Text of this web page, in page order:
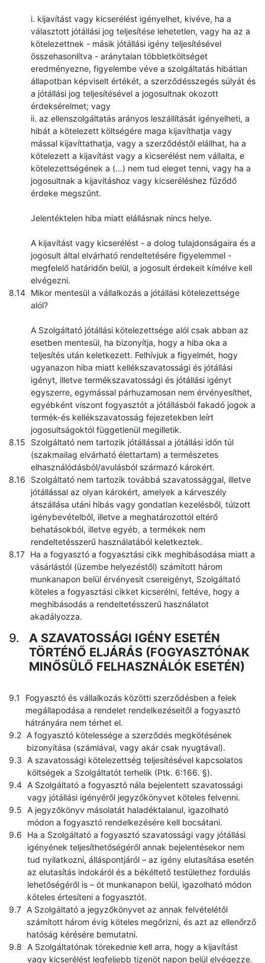
i. kijavítást vagy kicserélést igényelhet, kivéve, ha a
választott jótállási jog teljesítése lehetetlen, vagy ha az a
kötelezettnek - másik jótállási igény teljesítésével
összehasonlítva - aránytalan többletköltséget
eredményezne, figyelembe véve a szolgáltatás hibátlan
állapotban képviselt értékét, a szerződésszegés súlyát és
a jótállási jog teljesítésével a jogosultnak okozott
érdeksérelmet; vagy
ii. az ellenszolgáltatás arányos leszállítását igényelheti, a
hibát a kötelezett költségére maga kijavíthatja vagy
mással kijavíttathatja, vagy a szerződéstől elállhat, ha a
kötelezett a kijavítást vagy a kicserélést nem vállalta, e
kötelezettségének a (...) nem tud eleget tenni, vagy ha a
jogosultnak a kijavításhoz vagy kicseréléshez fűződő
érdeke megszűnt.
Jelentéktelen hiba miatt elállásnak nincs helye.
A kijavítást vagy kicserélést - a dolog tulajdonságaira és a
jogosult által elvárható rendeltetésére figyelemmel -
megfelelő határidőn belül, a jogosult érdekeit kímélve kell
elvégezni.
Mikor mentesül a vállalkozás a jótállási kötelezettsége
alól?
A Szolgáltató jótállási kötelezettsége alól csak abban az
esetben mentesül, ha bizonyítja, hogy a hiba oka a
teljesítés után keletkezett. Felhívjuk a figyelmét, hogy
ugyanazon hiba miatt kellékszavatossági és jótállási
igényt, illetve termékszavatossági és jótállási igényt
egyszerre, egymással párhuzamosan nem érvényesíthet,
egyébként viszont fogyasztót a jótállásból fakadó jogok a
termék-és kellékszavatosság fejezetekben leírt
jogosultságoktól függetlenül megilletik.
Szolgáltató nem tartozik jótállással a jótállási időn túl
(szakmailag elvárható élettartam) a természetes
elhasználódásból/avulásból származó károkért.
Szolgáltató nem tartozik továbbá szavatossággal, illetve
jótállással az olyan károkért, amelyek a kárveszély
átszállása utáni hibás vagy gondatlan kezelésből, túlzott
igénybevételből, illetve a meghatározottól eltérő
behatásokból, illetve egyéb, a termékek nem
rendeltetésszerű használatából keletkeztek.
Ha a fogyasztó a fogyasztási cikk meghibásodása miatt a
vásárlástól (üzembe helyezéstől) számított három
munkanapon belül érvényesít csereigényt, Szolgáltató
köteles a fogyasztási cikket kicserélni, feltéve, hogy a
meghibásodás a rendeltetésszerű használatot
akadályozza.
A SZAVATOSSÁGI IGÉNY ESETÉN
TÖRTÉNŐ ELJÁRÁS (FOGYASZTÓNAK
MINŐSÜLŐ FELHASZNÁLÓK ESETÉN)
Fogyasztó és vállalkozás közötti szerződésben a felek
megállapodása a rendelet rendelkezéseitől a fogyasztó
hátrányára nem térhet el.
A fogyasztó kötelessége a szerződés megkötésének
bizonyítása (számlával, vagy akár csak nyugtával).
A szavatossági kötelezettség teljesítésével kapcsolatos
költségek a Szolgáltatót terhelik (Ptk. 6:166. §).
A Szolgáltató a fogyasztó nála bejelentett szavatossági
vagy jótállási igényéről jegyzőkönyvet köteles felvenni.
A jegyzőkönyv másolatát haladéktalanul, igazolható
módon a fogyasztó rendelkezésére kell bocsátani.
Ha a Szolgáltató a fogyasztó szavatossági vagy jótállási
igényének teljesíthetőségéről annak bejelentésekor nem
tud nyilatkozni, álláspontjáról – az igény elutasítása esetén
az elutasítás indokáról és a békéltető testülethez fordulás
lehetőségéről is – öt munkanapon belül, igazolható módon
köteles értesíteni a fogyasztót.
A Szolgáltató a jegyzőkönyvet az annak felvételétől
számított három évig köteles megőrizni, és azt az ellenőrző
hatóság kérésére bemutatni.
A Szolgáltatónak törekednie kell arra, hogy a kijavítást
vagy kicserélést legfeljebb tizenöt napon belül elvégezze.